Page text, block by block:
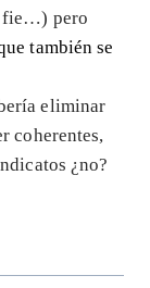
fie…) pero
también se
eliminar
coherentes,
¿no?